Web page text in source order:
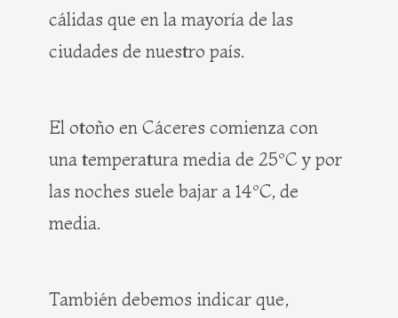
cálidas que en la mayoría de las
ciudades de nuestro país.
El otoño en Cáceres comienza con
una temperatura media de 25ºC y por
las noches suele bajar a 14ºC, de
media.
También debemos indicar que,